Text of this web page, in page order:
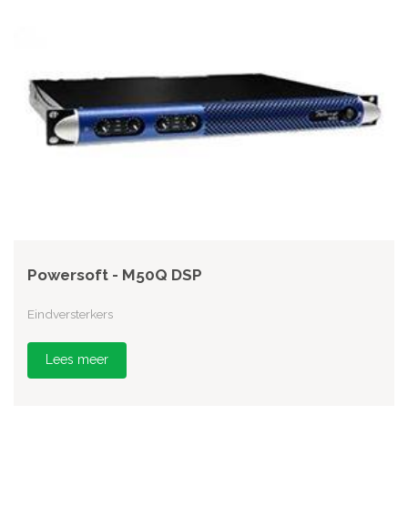
Powersoft - M50Q DSP
Eindversterkers
Lees meer